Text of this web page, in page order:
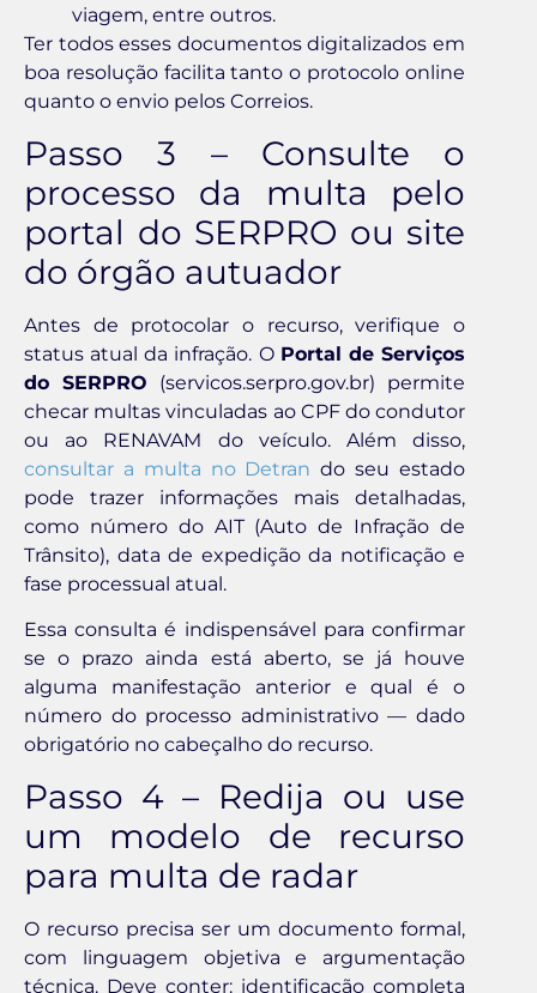
viagem, entre outros.
Ter todos esses documentos digitalizados em
boa resolução facilita tanto o protocolo online
quanto o envio pelos Correios.
Passo 3 – Consulte o
processo da multa pelo
portal do SERPRO ou site
do órgão autuador
Antes de protocolar o recurso, verifique o
status atual da infração. O Portal de Serviços
do SERPRO (servicos.serpro.gov.br) permite
checar multas vinculadas ao CPF do condutor
ou ao RENAVAM do veículo. Além disso,
consultar a multa no Detran do seu estado
pode trazer informações mais detalhadas,
como número do AIT (Auto de Infração de
Trânsito), data de expedição da notificação e
fase processual atual.
Essa consulta é indispensável para confirmar
se o prazo ainda está aberto, se já houve
alguma manifestação anterior e qual é o
número do processo administrativo — dado
obrigatório no cabeçalho do recurso.
Passo 4 – Redija ou use
um modelo de recurso
para multa de radar
O recurso precisa ser um documento formal,
com linguagem objetiva e argumentação
técnica. Deve conter: identificação completa